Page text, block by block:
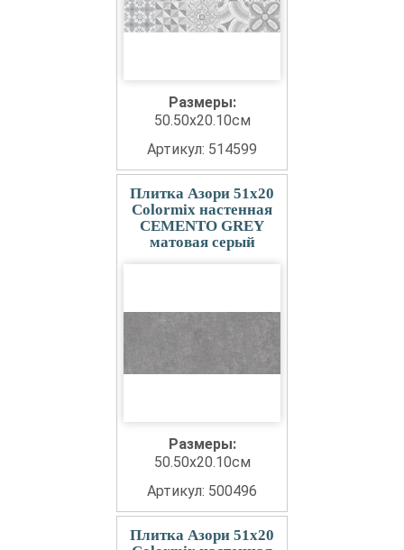
Размеры:
50.50x20.10см
Артикул: 514599
Плитка Азори 51x20
Colormix настенная
CEMENTO GREY
матовая серый
Размеры:
50.50x20.10см
Артикул: 500496
Плитка Азори 51x20